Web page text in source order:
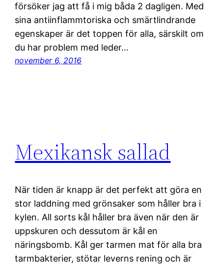
försöker jag att få i mig båda 2 dagligen. Med
sina antiinflammtoriska och smärtlindrande
egenskaper är det toppen för alla, särskilt om
du har problem med leder…
november 6, 2016
Mexikansk sallad
När tiden är knapp är det perfekt att göra en
stor laddning med grönsaker som håller bra i
kylen. All sorts kål håller bra även när den är
uppskuren och dessutom är kål en
näringsbomb. Kål ger tarmen mat för alla bra
tarmbakterier, stötar leverns rening och är